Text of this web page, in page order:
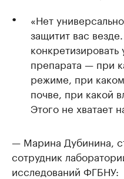
«Нет
защитит вас
препарата — при
режиме, при
почве, при какой
Этого не хватает
— Марина Дубинина,
сотрудник
исследований ФГБНУ: